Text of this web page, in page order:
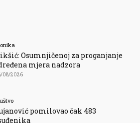
Osumnjičenoj za proganjanje
mjera nadzora
08/2026
pomilovao čak 483